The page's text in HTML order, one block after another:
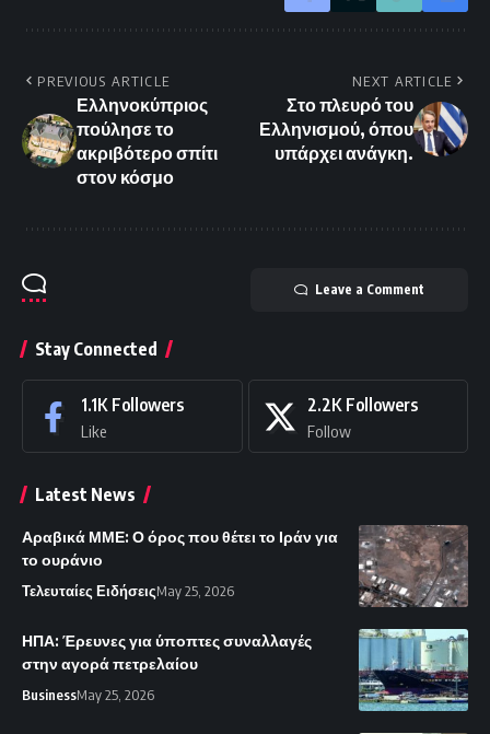
PREVIOUS ARTICLE
Ελληνοκύπριος
πούλησε το
ακριβότερο σπίτι
στον κόσμο
NEXT ARTICLE
Στο πλευρό του
Ελληνισμού, όπου
υπάρχει ανάγκη.
Leave a Comment
Stay Connected
1.1K Followers
Like
2.2K Followers
Follow
Latest News
Αραβικά ΜΜΕ: Ο όρος που θέτει το Ιράν για
το ουράνιο
Τελευταίες ΕιδήσειςMay 25, 2026
ΗΠΑ: Έρευνες για ύποπτες συναλλαγές
στην αγορά πετρελαίου
BusinessMay 25, 2026